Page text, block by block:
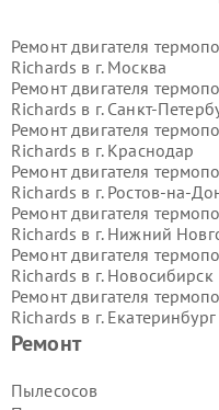
Ремонт
Пылесосов
Ремонт двигателя
Richards в г. Москва
Ремонт двигателя
Richards в г. Санкт-
Ремонт двигателя
Richards в г. Краснодар
Ремонт двигателя
Richards в г. Ростов-на-
Ремонт двигателя
Richards в г. Нижний
Ремонт двигателя
Richards в г. Новосибирск
Ремонт двигателя
Richards в г. Екатеринбург
Ремонт двигателя
Richards в г.
Richards в г.